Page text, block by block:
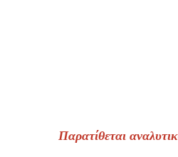
Παρατίθεται